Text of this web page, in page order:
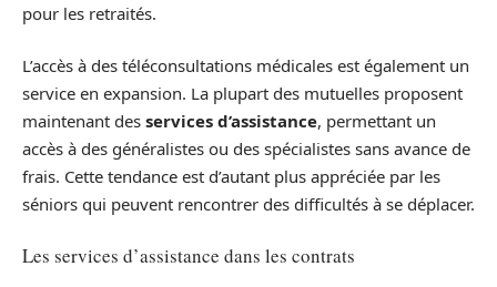
pour les retraités.
L’accès à des téléconsultations médicales est également un
service en expansion. La plupart des mutuelles proposent
maintenant des services d’assistance, permettant un
accès à des généralistes ou des spécialistes sans avance de
frais. Cette tendance est d’autant plus appréciée par les
séniors qui peuvent rencontrer des difficultés à se déplacer.
Les services d’assistance dans les contrats